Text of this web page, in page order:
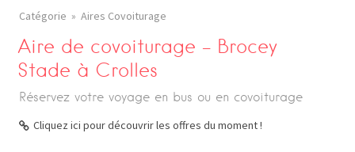
Catégorie Aires Covoiturage
Aire de covoiturage – Brocey
Stade à Crolles
Réservez votre voyage en bus ou en covoiturage
Cliquez ici pour découvrir les offres du moment !